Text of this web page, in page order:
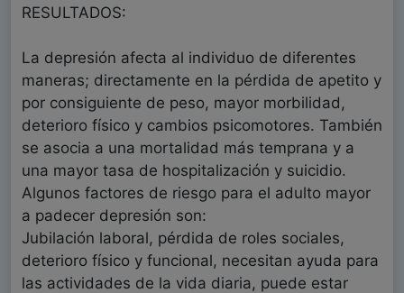
RESULTADOS:
La depresión afecta al individuo de diferentes
maneras; directamente en la pérdida de apetito y
por consiguiente de peso, mayor morbilidad,
deterioro físico y cambios psicomotores. También
se asocia a una mortalidad más temprana y a
una mayor tasa de hospitalización y suicidio.
Algunos factores de riesgo para el adulto mayor
a padecer depresión son:
Jubilación laboral, pérdida de roles sociales,
deterioro físico y funcional, necesitan ayuda para
las actividades de la vida diaria, puede estar